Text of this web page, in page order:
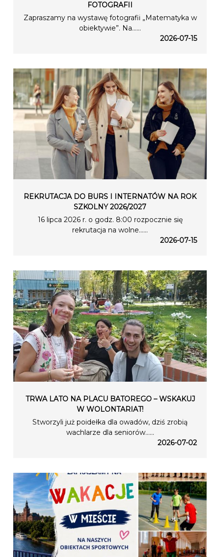
FOTOGRAFII
Zapraszamy na wystawę fotografii „Matematyka w
obiektywie”. Na…...
2026-07-15
REKRUTACJA DO BURS I INTERNATÓW NA ROK
SZKOLNY 2026/2027
16 lipca 2026 r. o godz. 8:00 rozpocznie się
rekrutacja na wolne…...
2026-07-15
TRWA LATO NA PLACU BATOREGO – WSKAKUJ
W WOLONTARIAT!
Stworzyli już poidełka dla owadów, dziś zrobią
wachlarze dla seniorów…...
2026-07-02